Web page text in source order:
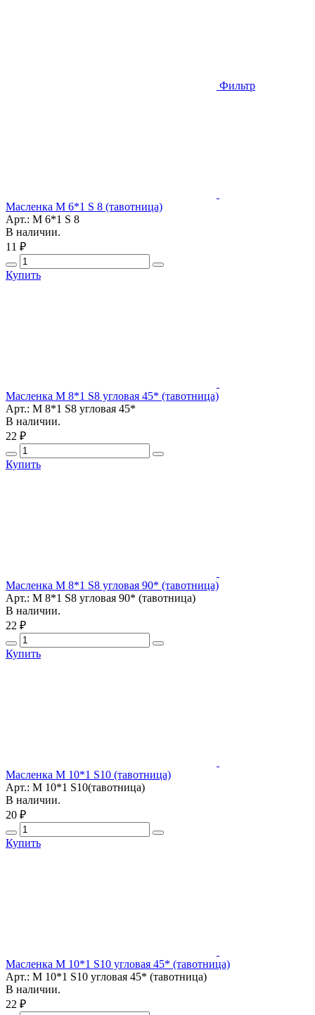
Фильтр
Масленка М 6*1 S 8 (тавотница)
Арт.: М 6*1 S 8
В наличии.
11 ₽
Купить
Масленка М 8*1 S8 угловая 45* (тавотница)
Арт.: М 8*1 S8 угловая 45*
В наличии.
22 ₽
Купить
Масленка М 8*1 S8 угловая 90* (тавотница)
Арт.: М 8*1 S8 угловая 90* (тавотница)
В наличии.
22 ₽
Купить
Масленка М 10*1 S10 (тавотница)
Арт.: М 10*1 S10(тавотница)
В наличии.
20 ₽
Купить
Масленка М 10*1 S10 угловая 45* (тавотница)
Арт.: М 10*1 S10 угловая 45* (тавотница)
В наличии.
22 ₽